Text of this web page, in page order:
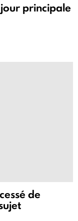
principale
de